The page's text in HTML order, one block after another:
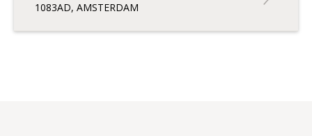
1083AD, AMSTERDAM